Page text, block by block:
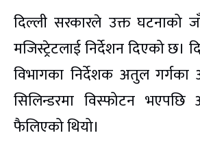
दिल्ली सरकारले उक्त घटनाको
मजिस्ट्रेटलाई निर्देशन दिएको छ।
विभागका निर्देशक अतुल
सिलिन्डरमा विस्फोटन
फैलिएको थियो।